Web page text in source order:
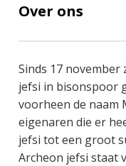
Over ons
Sinds 17
jefsi in bisonspoor
voorheen de naam
eigenaren die er
jefsi tot een groot
Archeon jefsi staat